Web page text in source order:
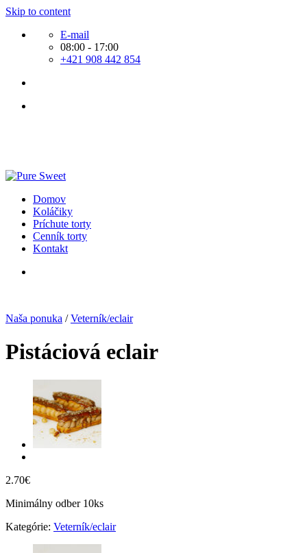
Skip to content
E-mail
08:00 - 17:00
+421 908 442 854
Domov
Koláčiky
Príchute torty
Cenník torty
Kontakt
Naša ponuka / Veterník/eclair
Pistáciová eclair
2.70€
Minimálny odber 10ks
Kategórie: Veterník/eclair